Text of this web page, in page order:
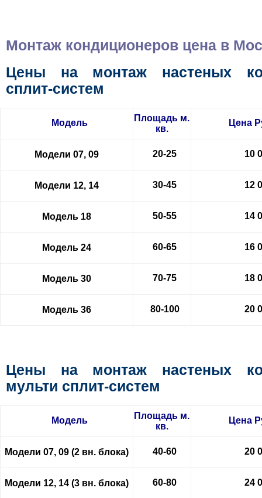
Монтаж кондиционеров цена в
Цены на монтаж настеных
сплит-систем
Модель
Площадь м.
кв.
Цена
Модели 07, 09 20-25 10
Модели 12, 14 30-45 12
Модель 18 50-55 14
Модель 24 60-65 16
Модель 30 70-75 18
Модель 36 80-100 20
Цены на монтаж настеных
мульти сплит-систем
Модель
Площадь м.
кв.
Цена
Модели 07, 09 (2 вн. блока) 40-60 20
Модели 12, 14 (3 вн. блока) 60-80 24